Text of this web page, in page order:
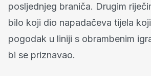
posljednjeg braniča. Drugim
bilo koji dio napadačeva tijela
pogodak u liniji s obrambenim
bi se priznavao.